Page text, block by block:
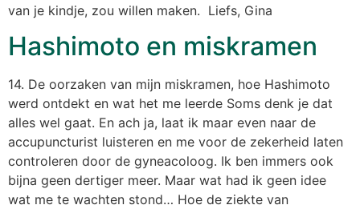
van je kindje, zou willen maken. Liefs, Gina
Hashimoto en miskramen
14. De oorzaken van mijn miskramen, hoe Hashimoto
werd ontdekt en wat het me leerde Soms denk je dat
alles wel gaat. En ach ja, laat ik maar even naar de
accupuncturist luisteren en me voor de zekerheid laten
controleren door de gyneacoloog. Ik ben immers ook
bijna geen dertiger meer. Maar wat had ik geen idee
wat me te wachten stond… Hoe de ziekte van